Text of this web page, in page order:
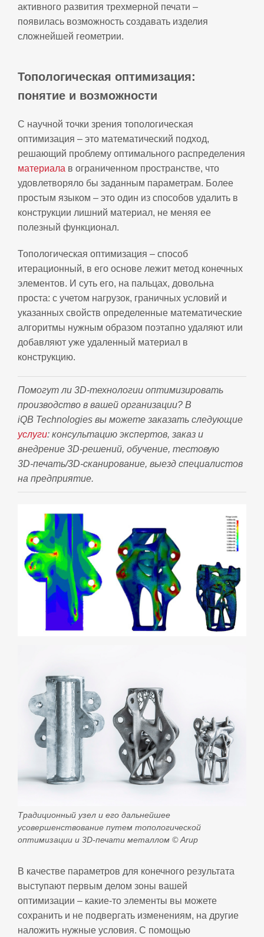
активного развития трехмерной печати –
появилась возможность создавать изделия
сложнейшей геометрии.
Топологическая оптимизация:
понятие и возможности
С научной точки зрения топологическая
оптимизация – это математический подход,
решающий проблему оптимального распределения
материала в ограниченном пространстве, что
удовлетворяло бы заданным параметрам. Более
простым языком – это один из способов удалить в
конструкции лишний материал, не меняя ее
полезный функционал.
Топологическая оптимизация – способ
итерационный, в его основе лежит метод конечных
элементов. И суть его, на пальцах, довольна
проста: с учетом нагрузок, граничных условий и
указанных свойств определенные математические
алгоритмы нужным образом поэтапно удаляют или
добавляют уже удаленный материал в
конструкцию.
Помогут ли 3D‑технологии оптимизировать
производство в вашей организации? В
iQB Technologies вы можете заказать следующие
услуги: консультацию экспертов, заказ и
внедрение 3D‑решений, обучение, тестовую
3D‑печать/3D‑сканирование, выезд специалистов
на предприятие.
Традиционный узел и его дальнейшее
усовершенствование путем топологической
оптимизации и 3D-печати металлом © Arup
В качестве параметров для конечного результата
выступают первым делом зоны вашей
оптимизации – какие-то элементы вы можете
сохранить и не подвергать изменениям, на другие
наложить нужные условия. С помощью